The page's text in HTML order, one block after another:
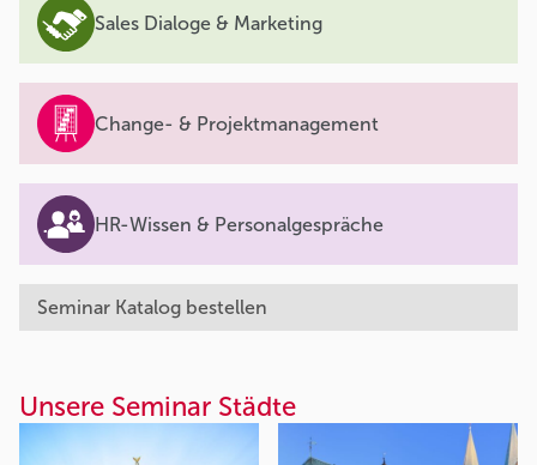
Sales Dialoge & Marketing
Change- & Projektmanagement
HR-Wissen & Personalgespräche
Seminar Katalog bestellen
Unsere Seminar Städte